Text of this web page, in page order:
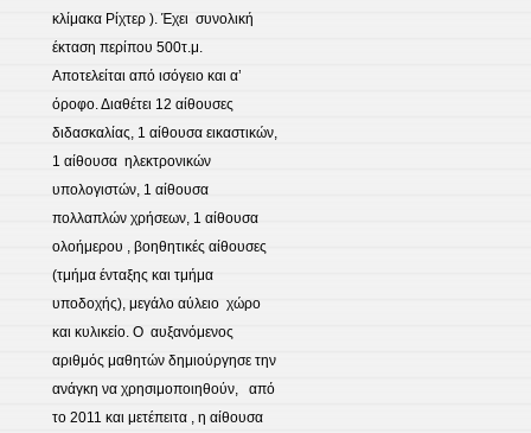
κλίμακα Ρίχτερ ). Έχει συνολική
έκταση περίπου 500τ.μ.
Αποτελείται από ισόγειο και α’
όροφο. Διαθέτει 12 αίθουσες
διδασκαλίας, 1 αίθουσα εικαστικών,
1 αίθουσα ηλεκτρονικών
υπολογιστών, 1 αίθουσα
πολλαπλών χρήσεων, 1 αίθουσα
ολοήμερου , βοηθητικές αίθουσες
(τμήμα ένταξης και τμήμα
υποδοχής), μεγάλο αύλειο χώρο
και κυλικείο. Ο αυξανόμενος
αριθμός μαθητών δημιούργησε την
ανάγκη να χρησιμοποιηθούν, από
το 2011 και μετέπειτα , η αίθουσα